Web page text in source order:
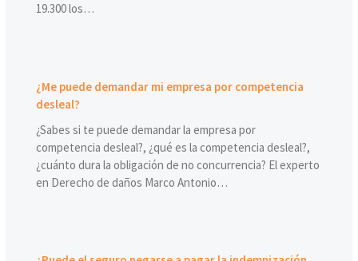
19.300 los…
¿Me puede demandar mi empresa por competencia
desleal?
¿Sabes si te puede demandar la empresa por
competencia desleal?, ¿qué es la competencia desleal?,
¿cuánto dura la obligación de no concurrencia? El experto
en Derecho de daños Marco Antonio…